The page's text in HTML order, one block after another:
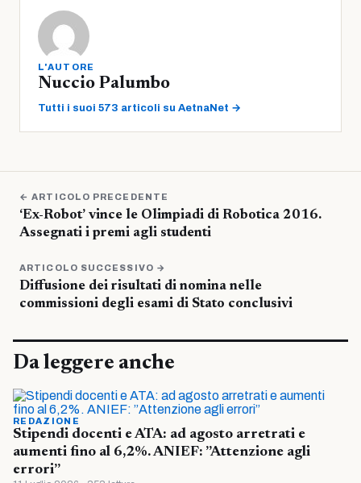
L'AUTORE
Nuccio Palumbo
Tutti i suoi 573 articoli su AetnaNet →
← ARTICOLO PRECEDENTE
‘Ex-Robot’ vince le Olimpiadi di Robotica 2016.
Assegnati i premi agli studenti
ARTICOLO SUCCESSIVO →
Diffusione dei risultati di nomina nelle
commissioni degli esami di Stato conclusivi
Da leggere anche
REDAZIONE
Stipendi docenti e ATA: ad agosto arretrati e
aumenti fino al 6,2%. ANIEF: ”Attenzione agli
errori”